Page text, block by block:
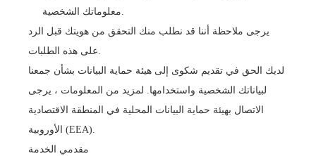
معلوماتك الشخصية.
يرجى ملاحظة أننا قد نطلب منك التحقق من هويتك قبل الرد
على هذه الطلبات.
لديك الحق في تقديم شكوى إلى هيئة حماية البيانات بشأن جمعنا
لبياناتك الشخصية واستخدامها. لمزيد من المعلومات ، يرجى
الاتصال بهيئة حماية البيانات المحلية في المنطقة الاقتصادية
الأوروبية (EEA).
مقدمي الخدمة